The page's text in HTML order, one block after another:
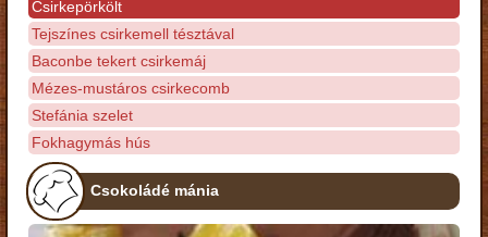
Csirkepörkölt
Tejszínes csirkemell tésztával
Baconbe tekert csirkemáj
Mézes-mustáros csirkecomb
Stefánia szelet
Fokhagymás hús
Csokoládé mánia